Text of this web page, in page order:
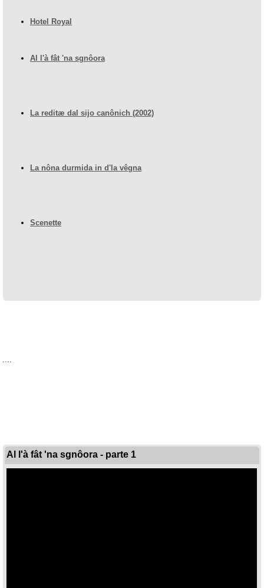
Hotel Royal
Al l'à fât 'na sgnôora
La reditæ dal sijo canônich (2002)
La nôna durmida in d'la vêgna
Scenette
....
Al l'à fât 'na sgnôora - parte 1